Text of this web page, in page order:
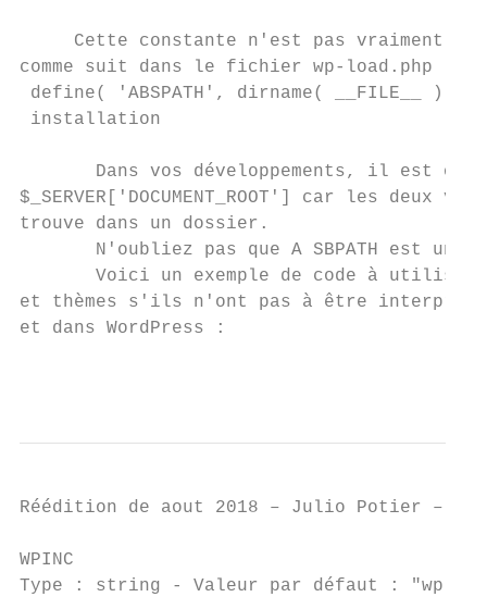
Cette constante n'est pas vraiment à
comme suit dans le fichier ​wp-load.php​ :
define​( ​'ABSPATH'​, ​dirname​( ​__FILE__ ​)
installation
Dans vos développements, il est
$_SERVER['DOCUMENT_ROOT'] car les
trouve dans un dossier.
N'oubliez pas que A​ SBPATH​ est un
Voici un exemple de code à
et thèmes s'ils n'ont pas à être
et dans WordPress :
Réédition de aout 2018 – Julio Potier –
WPINC
Type ​: string - ​Valeur par défaut​ : "​wp-